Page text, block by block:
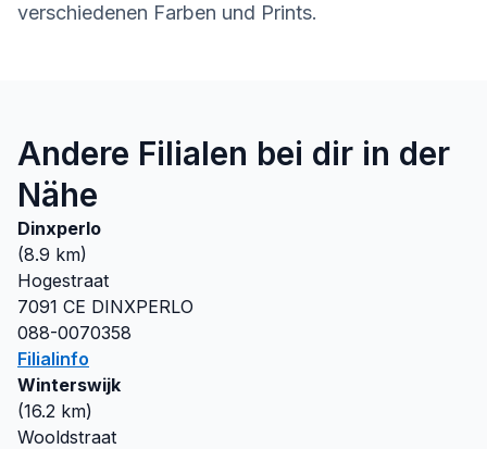
verschiedenen Farben und Prints.
Andere Filialen bei dir in der
Nähe
Dinxperlo
(8.9 km)
Hogestraat
7091 CE DINXPERLO
088-0070358
Filialinfo
Winterswijk
(16.2 km)
Wooldstraat